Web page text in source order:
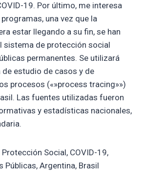
19. Por último, me interesa
una vez que la
estar llegando a su fin, se han
sistema de protección social
permanentes. Se utilizará
estudio de casos y de
procesos («»process tracing»»)
Las fuentes utilizadas fueron
y estadísticas nacionales,
Protección Social, COVID-19,
Públicas, Argentina, Brasil